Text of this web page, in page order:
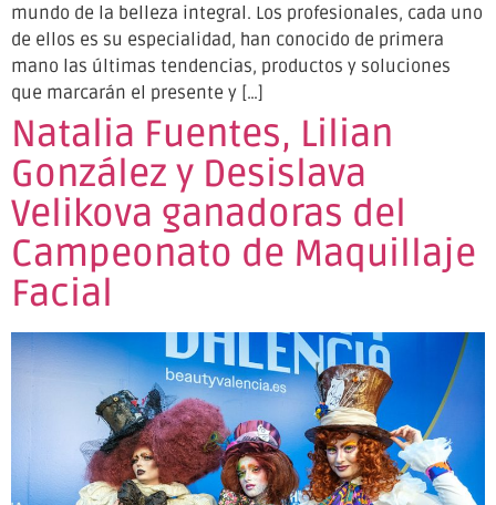
mundo de la belleza integral. Los profesionales, cada uno
de ellos es su especialidad, han conocido de primera
mano las últimas tendencias, productos y soluciones
que marcarán el presente y […]
Natalia Fuentes, Lilian
González y Desislava
Velikova ganadoras del
Campeonato de Maquillaje
Facial